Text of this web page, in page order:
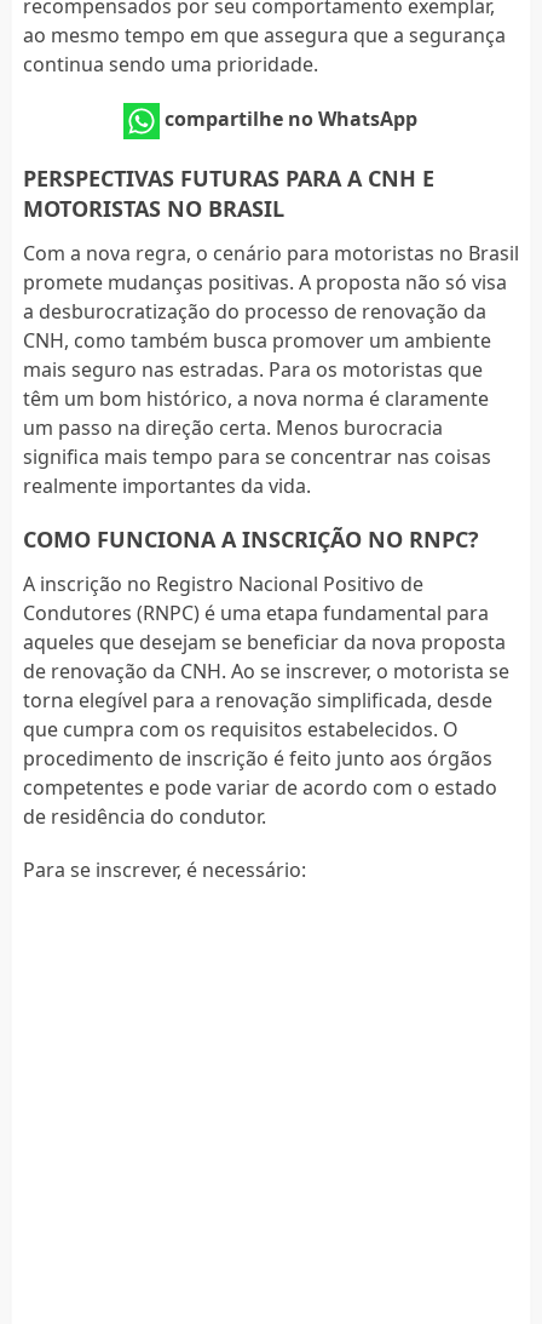
recompensados por seu comportamento exemplar,
ao mesmo tempo em que assegura que a segurança
continua sendo uma prioridade.
compartilhe no WhatsApp
PERSPECTIVAS FUTURAS PARA A CNH E
MOTORISTAS NO BRASIL
Com a nova regra, o cenário para motoristas no Brasil
promete mudanças positivas. A proposta não só visa
a desburocratização do processo de renovação da
CNH, como também busca promover um ambiente
mais seguro nas estradas. Para os motoristas que
têm um bom histórico, a nova norma é claramente
um passo na direção certa. Menos burocracia
significa mais tempo para se concentrar nas coisas
realmente importantes da vida.
COMO FUNCIONA A INSCRIÇÃO NO RNPC?
A inscrição no Registro Nacional Positivo de
Condutores (RNPC) é uma etapa fundamental para
aqueles que desejam se beneficiar da nova proposta
de renovação da CNH. Ao se inscrever, o motorista se
torna elegível para a renovação simplificada, desde
que cumpra com os requisitos estabelecidos. O
procedimento de inscrição é feito junto aos órgãos
competentes e pode variar de acordo com o estado
de residência do condutor.
Para se inscrever, é necessário: